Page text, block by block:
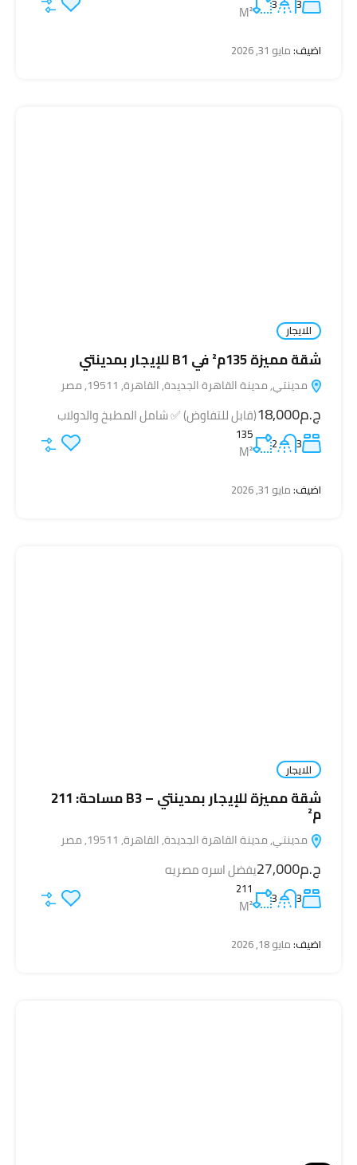
3
3
M²
اضيف:مايو 31, 2026
للايجار
شقة مميزة 135م² في B1 للإيجار بمدينتي
مدينتي, مدينة القاهرة الجديدة, القاهرة, 19511, مصر
ج.م18,000 (قابل للتفاوض) ✅ شامل المطبخ والدولاب
3
2
135
M²
اضيف:مايو 31, 2026
للايجار
شقة مميزة للإيجار بمدينتي – B3 مساحة: 211
م²
مدينتي, مدينة القاهرة الجديدة, القاهرة, 19511, مصر
ج.م27,000 يفضل اسره مصريه
3
3
211
M²
اضيف:مايو 18, 2026